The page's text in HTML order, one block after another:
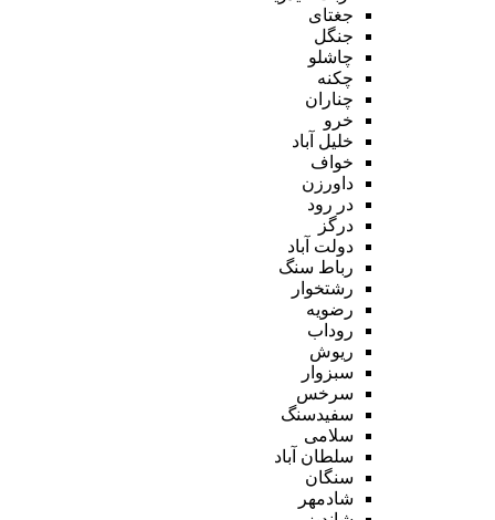
جغتای
جنگل
چاشلو
چکنه
چناران
خرو
خلیل آباد
خواف
داورزن
در رود
درگز
دولت آباد
رباط سنگ
رشتخوار
رضویه
روداب
ریوش
سبزوار
سرخس
سفیدسنگ
سلامی
سلطان آباد
سنگان
شادمهر